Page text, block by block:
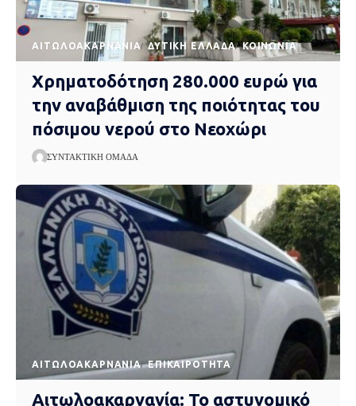
AΙΤΩΛΟΑΚΑΡΝΑΝΊΑ ΔΥΤΙΚΉ ΕΛΛΆΔΑ ΚΟΙΝΩΝΊΑ
Χρηματοδότηση 280.000 ευρώ για
την αναβάθμιση της ποιότητας του
πόσιμου νερού στο Νεοχώρι
ΣΥΝΤΑΚΤΙΚΉ ΟΜΆΔΑ
AΙΤΩΛΟΑΚΑΡΝΑΝΊΑ EΠΙΚΑΙΡΌΤΗΤΑ
Αιτωλοακαρνανία: Το αστυνομικό